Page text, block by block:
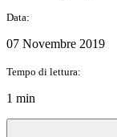
Data:
07 Novembre 2019
Tempo di lettura:
1 min